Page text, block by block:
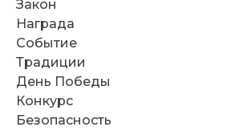
Закон
Награда
Событие
Традиции
День Победы
Конкурс
Безопасность